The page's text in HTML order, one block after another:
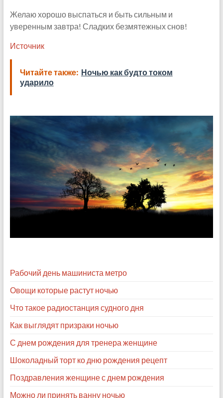
Желаю хорошо выспаться и быть сильным и
уверенным завтра! Сладких безмятежных снов!
Источник
Читайте также: Ночью как будто током
ударило
Рабочий день машиниста метро
Овощи которые растут ночью
Что такое радиостанция судного дня
Как выглядят призраки ночью
С днем рождения для тренера женщине
Шоколадный торт ко дню рождения рецепт
Поздравления женщине с днем рождения
Можно ли принять ванну ночью